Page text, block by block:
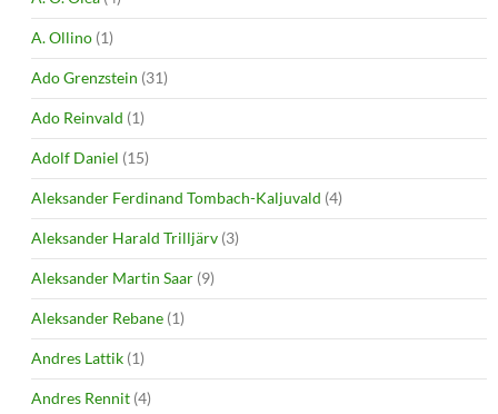
A. Ollino (1)
Ado Grenzstein (31)
Ado Reinvald (1)
Adolf Daniel (15)
Aleksander Ferdinand Tombach-Kaljuvald (4)
Aleksander Harald Trilljärv (3)
Aleksander Martin Saar (9)
Aleksander Rebane (1)
Andres Lattik (1)
Andres Rennit (4)